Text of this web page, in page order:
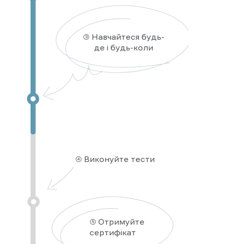
③ Навчайтеся будь-
де і будь-коли
④ Виконуйте тести
⑤ Отримуйте
сертифікат